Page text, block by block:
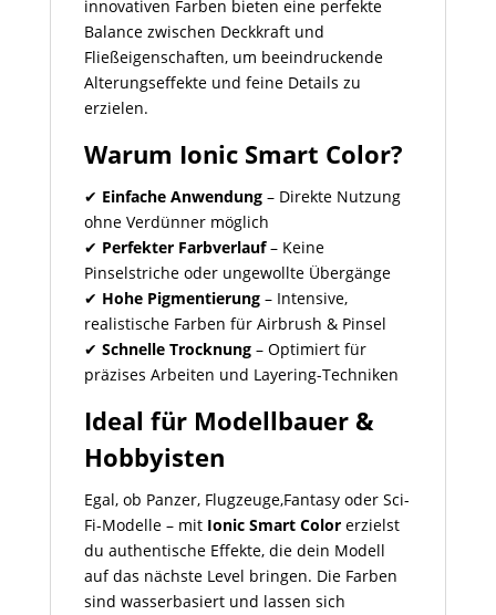
innovativen Farben bieten eine perfekte
Balance zwischen Deckkraft und
Fließeigenschaften, um beeindruckende
Alterungseffekte und feine Details zu
erzielen.
Warum Ionic Smart Color?
✔ Einfache Anwendung– Direkte Nutzung
ohne Verdünner möglich
✔ Perfekter Farbverlauf– Keine
Pinselstriche oder ungewollte Übergänge
✔ Hohe Pigmentierung– Intensive,
realistische Farben für Airbrush & Pinsel
✔ Schnelle Trocknung– Optimiert für
präzises Arbeiten und Layering-Techniken
Ideal für Modellbauer &
Hobbyisten
Egal, ob Panzer, Flugzeuge,Fantasy oder Sci-
Fi-Modelle – mit Ionic Smart Colorerzielst
du authentische Effekte, die dein Modell
auf das nächste Level bringen. Die Farben
sind wasserbasiert und lassen sich